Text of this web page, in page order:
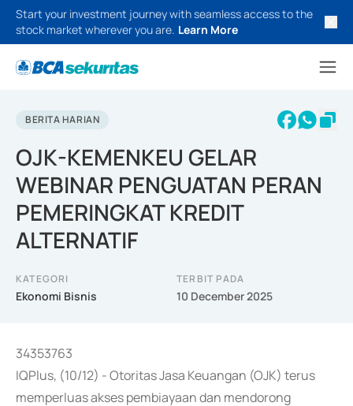
Start your investment journey with seamless access to the
stock market wherever you are. Learn More
BERITA HARIAN
OJK-KEMENKEU GELAR
WEBINAR PENGUATAN PERAN
PEMERINGKAT KREDIT
ALTERNATIF
KATEGORI
Ekonomi Bisnis
TERBIT PADA
10 December 2025
34353763
IQPlus, (10/12) - Otoritas Jasa Keuangan (OJK) terus
memperluas akses pembiayaan dan mendorong